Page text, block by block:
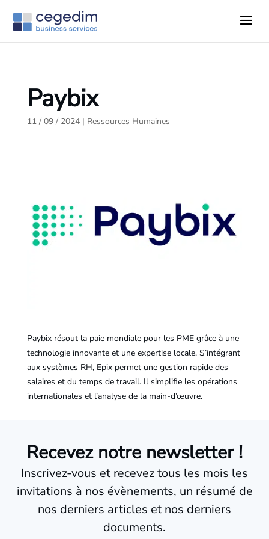
Paybix
11 / 09 / 2024| Ressources Humaines
Paybix résout la paie mondiale pour les PME grâce à une
technologie innovante et une expertise locale. S’intégrant
aux systèmes RH, Epix permet une gestion rapide des
salaires et du temps de travail. Il simplifie les opérations
internationales et l’analyse de la main-d’œuvre.
Recevez notre newsletter !
Inscrivez-vous et recevez tous les mois les
invitations à nos évènements, un résumé de
nos derniers articles et nos derniers
documents.